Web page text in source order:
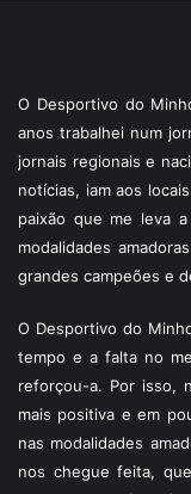
O Desportivo do
anos trabalhei num
jornais regionais e
notícias, iam aos
paixão que me leva
modalidades
grandes campeões e
O Desportivo do
tempo e a falta no
reforçou-a. Por isso,
mais positiva e em
nas modalidades
nos chegue feita,